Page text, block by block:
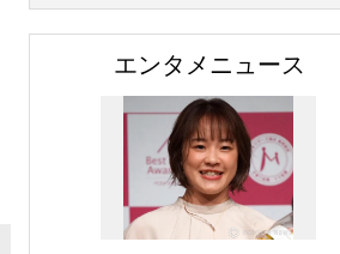
エンタメニュース